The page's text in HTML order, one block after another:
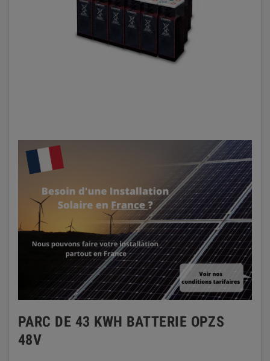
PARC DE 43 KWH BATTERIE OPZS
48V